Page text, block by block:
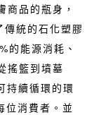
商品的瓶身，
統的石化塑膠
的能源消耗、
搖籃到墳墓
續循環的環
位消費者。並